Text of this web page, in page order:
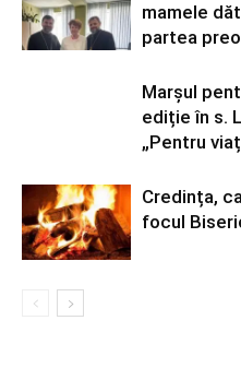
mamele
partea
Marșul
ediție în s.
„Pentru
Credința,
focul